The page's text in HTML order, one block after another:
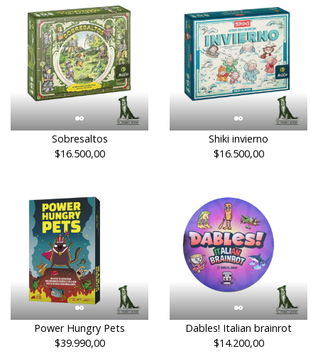
Sobresaltos
$16.500,00
Shiki invierno
$16.500,00
Power Hungry Pets
$39.990,00
Dables! Italian brainrot
$14.200,00